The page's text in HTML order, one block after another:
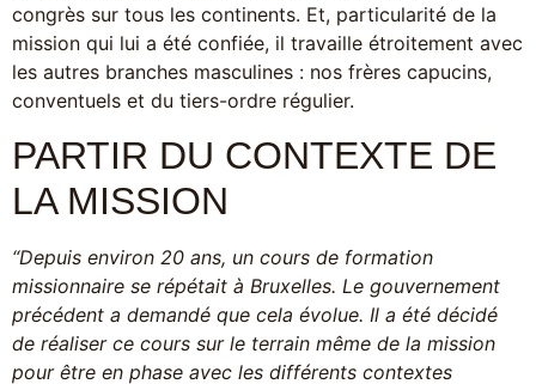
congrès sur tous les continents. Et, particularité de la
mission qui lui a été confiée, il travaille étroitement avec
les autres branches masculines : nos frères capucins,
conventuels et du tiers-ordre régulier.
PARTIR DU CONTEXTE DE
LA MISSION
“Depuis environ 20 ans, un cours de formation
missionnaire se répétait à Bruxelles. Le gouvernement
précédent a demandé que cela évolue. Il a été décidé
de réaliser ce cours sur le terrain même de la mission
pour être en phase avec les différents contextes